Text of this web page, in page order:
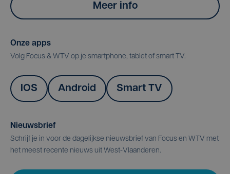
Meer info
Onze apps
Volg Focus & WTV op je smartphone, tablet of smart TV.
IOS Android Smart TV
Nieuwsbrief
Schrijf je in voor de dagelijkse nieuwsbrief van Focus en WTV met
het meest recente nieuws uit West-Vlaanderen.